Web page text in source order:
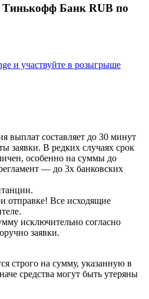
Банк RUB по
и участвуйте в розыгрыше
выплат составляет до 30 минут
заявки. В редких случаях срок
особенно на суммы до
— до 3х банковских
отправке! Все исходящие
исключительно согласно
заявки.
строго на сумму, указанную в
средства могут быть утеряны